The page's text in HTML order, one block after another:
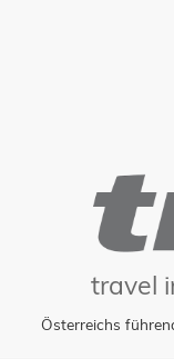
travel
Österreichs